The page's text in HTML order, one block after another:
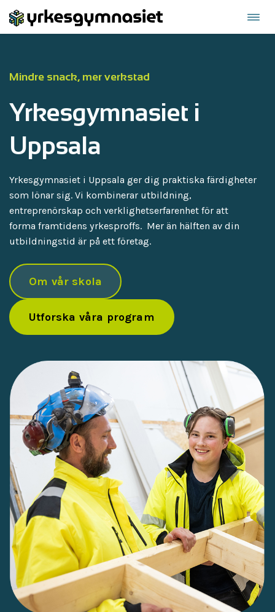
Hoppa
Mindre snack, mer verkstad
Yrkesgymnasiet i
Uppsala
Yrkesgymnasiet i Uppsala ger dig praktiska färdigheter
som lönar sig. Vi kombinerar utbildning,
entreprenörskap och verklighetserfarenhet för att
forma framtidens yrkesproffs. Mer än hälften av din
utbildningstid är på ett företag.
Om vår skola
Utforska våra program